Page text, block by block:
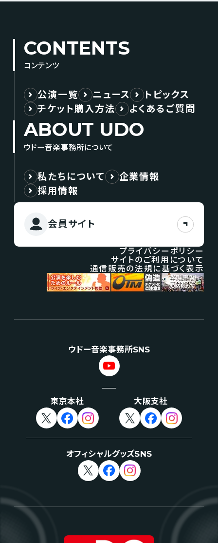
CONTENTS
コンテンツ
公演一覧 ニュース
トピックス
チケット購入方法
よくあるご質問
ABOUT UDO
ウドー音楽事務所について
私たちについて
企業情報
採用情報
会員サイト
プライバシーポリシー
サイトのご利用について
通信販売の法規に基づく表示
ウドー音楽事務所SNS
東京本社 大阪支社
オフィシャルグッズSNS